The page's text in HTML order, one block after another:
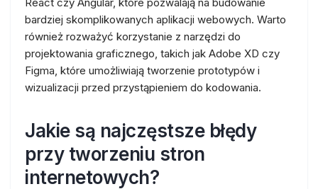
bardziej skomplikowanych aplikacji webowych. Warto
również rozważyć korzystanie z narzędzi do
projektowania graficznego, takich jak Adobe XD czy
Figma, które umożliwiają tworzenie prototypów i
wizualizacji przed przystąpieniem do kodowania.
Jakie są najczęstsze błędy
przy tworzeniu stron
internetowych?